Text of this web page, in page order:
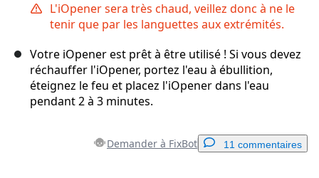
L'iOpener sera très chaud, veillez donc à ne le
tenir que par les languettes aux extrémités.
Votre iOpener est prêt à être utilisé ! Si vous devez
réchauffer l'iOpener, portez l'eau à ébullition,
éteignez le feu et placez l'iOpener dans l'eau
pendant 2 à 3 minutes.
Demander à FixBot 11 commentaires